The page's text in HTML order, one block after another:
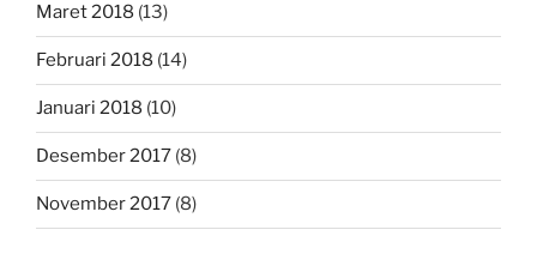
Maret 2018 (13)
Februari 2018 (14)
Januari 2018 (10)
Desember 2017 (8)
November 2017 (8)